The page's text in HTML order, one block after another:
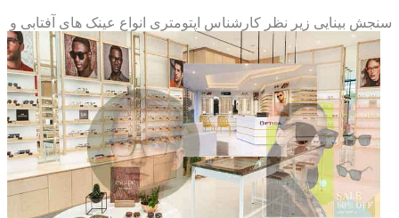
سنجش بینایی زیر نظر کارشناس اپتومتری انواع عینک های آفتابی و